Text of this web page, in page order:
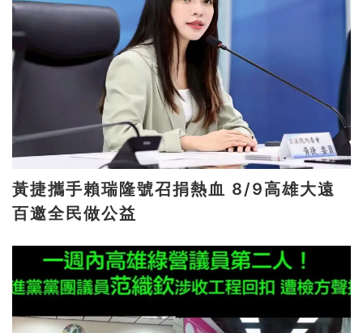
黃捷攜手賴瑞隆號召捐熱血 8/9高雄大遠
百邀全民做公益